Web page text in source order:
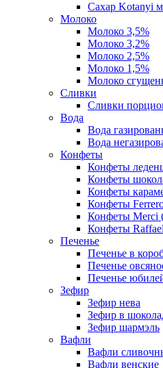
Сахар Kotanyi
Молоко
Молоко 3,5%
Молоко 3,2%
Молоко 2,5%
Молоко 1,5%
Молоко
Сливки
Сливки
Вода
Вода
Вода
Конфеты
Конфеты
Конфеты
Конфеты
Конфеты
Конфеты Merci
Конфеты
Печенье
Печенье в
Печенье
Печенье
Зефир
Зефир нева
Зефир в
Зефир шармэль
Вафли
Вафли
Вафли венские